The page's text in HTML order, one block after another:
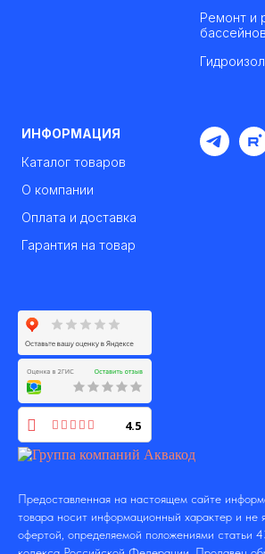
Ремонт и
бассейнов
ИНФОРМАЦИЯ
Каталог товаров
О компании
Оплата и доставка
Гарантия на товар
4.5
Предоставленная на настоящем сайте
товара носит информационный характер и не
офертой, определяемой положениями статьи